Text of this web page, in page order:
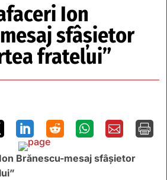
Ion
sfâșietor
fratelui”
    
Brănescu-mesaj sfâșietor